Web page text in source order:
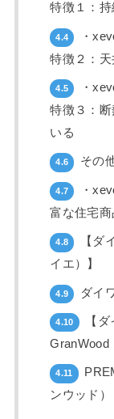
特徴１：
4.4
・
特徴２：
4.5
・
特徴３：
いる
4.6 その
4.7
・
富な住宅
4.8
【ダ
イエ）】
4.9 ダイ
4.10
【
GranWood
4.11
ンウッド）